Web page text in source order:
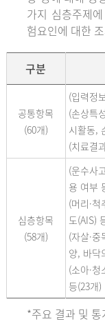
가지 심층주제
험요인에 대한
구분
공통항목
(60개)
(입력정
(손상특
시활동,
(치료결
심층항목
(58개)
(운수사
용 여부
(머리·
도(AIS)
(자살·
양, 바닥
(소아·
등(23개)
*주요 결과 및